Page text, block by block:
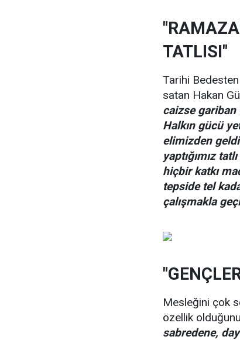
TATLISI"
Tarihi Bedesten
satan Hakan
caizse gariban
Halkın gücü
elimizden
yaptığımız
hiçbir katkı
tepside tel
çalışmakla
Mesleğini çok
özellik
sabredene,